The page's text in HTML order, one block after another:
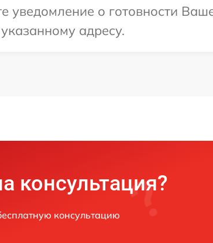
уведомление о готовности
адресу.
консультация?
консультацию